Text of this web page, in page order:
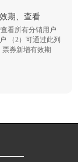
期、查看
看所有分销用户
（2）可通过此列
券新增有效期